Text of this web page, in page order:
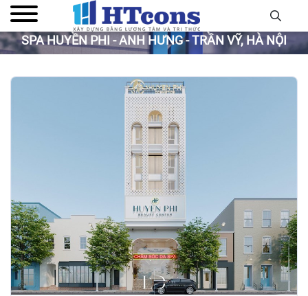
SPA HUYỀN PHI - ANH HƯNG - TRẦN VỸ, HÀ NỘI